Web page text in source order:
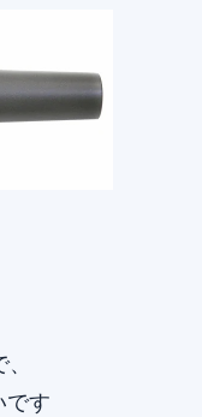
です